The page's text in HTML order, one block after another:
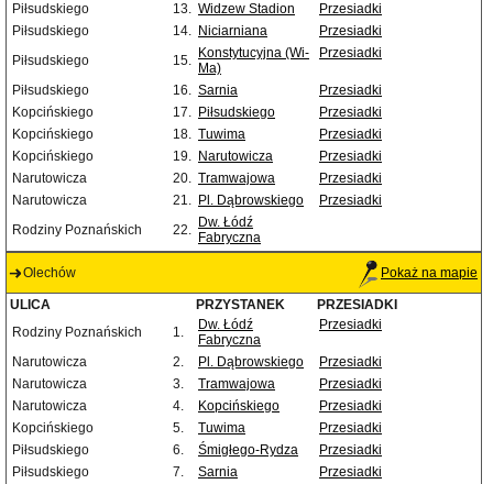
Piłsudskiego
13. Widzew Stadion
Przesiadki
Piłsudskiego
14. Niciarniana
Przesiadki
Piłsudskiego
15. Konstytucyjna (Wi-
Ma)
Przesiadki
Piłsudskiego 16. Sarnia
Przesiadki
Kopcińskiego
17. Piłsudskiego
Przesiadki
Kopcińskiego
18. Tuwima
Przesiadki
Kopcińskiego
19. Narutowicza
Przesiadki
Narutowicza
20. Tramwajowa
Przesiadki
Narutowicza
21. Pl. Dąbrowskiego
Przesiadki
Rodziny Poznańskich
22. Dw. Łódź
Fabryczna
Olechów Pokaż na mapie
ULICA PRZYSTANEK
PRZESIADKI
Rodziny Poznańskich
1.
Dw. Łódź
Fabryczna
Przesiadki
Narutowicza 2. Pl. Dąbrowskiego
Przesiadki
Narutowicza
3. Tramwajowa
Przesiadki
Narutowicza
4. Kopcińskiego
Przesiadki
Kopcińskiego
5. Tuwima
Przesiadki
Piłsudskiego
6. Śmigłego-Rydza
Przesiadki
Piłsudskiego
7. Sarnia
Przesiadki